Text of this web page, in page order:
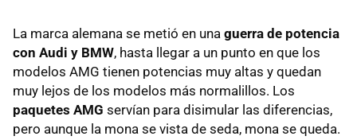
La marca alemana se metió en una guerra de potencia
con Audi y BMW, hasta llegar a un punto en que los
modelos AMG tienen potencias muy altas y quedan
muy lejos de los modelos más normalillos. Los
paquetes AMG servían para disimular las diferencias,
pero aunque la mona se vista de seda, mona se queda.